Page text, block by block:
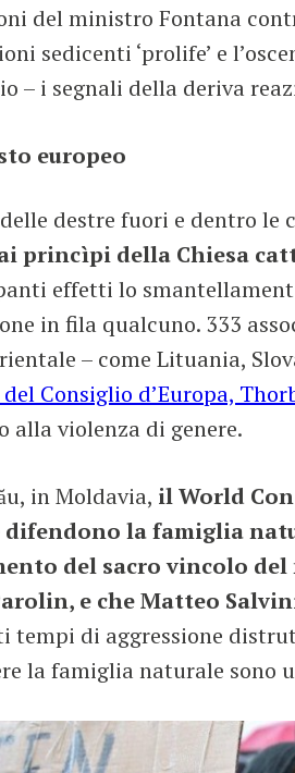
del ministro Fontana
sedicenti ‘prolife’ e
– i segnali della deriva
europeo
delle destre fuori e dentro
princìpi della Chiesa
effetti lo
in fila qualcuno. 333
– come Lituania,
Consiglio d’Europa,
alla violenza di genere.
in Moldavia, il World
difendono la famiglia
del sacro vincolo
e che Matteo
tempi di aggressione
la famiglia naturale sono